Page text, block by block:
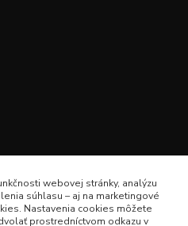
webovej stránky, analýzu
súhlasu – aj na marketingové
Nastavenia cookies môžete
prostredníctvom odkazu v